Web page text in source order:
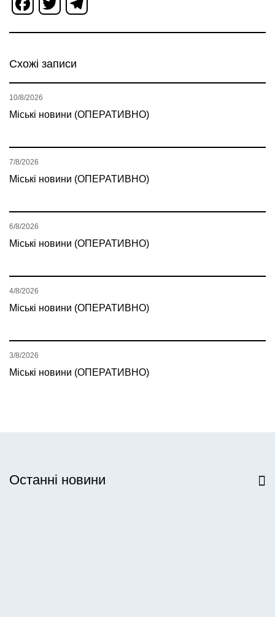
Facebook
Twitter
Схожі записи
Міські новини (ОПЕРАТИВНО)
10/8/2026
Міські новини (ОПЕРАТИВНО)
7/8/2026
Міські новини (ОПЕРАТИВНО)
6/8/2026
Міські новини (ОПЕРАТИВНО)
4/8/2026
Міські новини (ОПЕРАТИВНО)
3/8/2026
Останні новини